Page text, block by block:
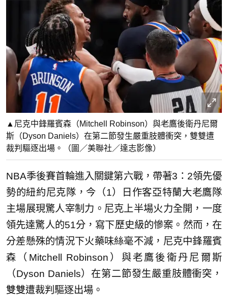
▲尼克中鋒羅賓森（Mitchell Robinson）與老鷹後衛丹尼爾
斯（Dyson Daniels）在第二節發生嚴重肢體衝突，雙雙遭
裁判驅逐出場。（圖／美聯社／達志影像）
NBA季後賽首輪進入關鍵第六戰，帶著3：2領先優
勢的紐約尼克隊，今（1）日作客亞特蘭大老鷹隊
主場展現驚人宰制力。尼克上半場火力全開，一度
領先達驚人的51分，寫下歷史級的慘案。然而，在
分差懸殊的情況下火藥味絲毫不減，尼克中鋒羅賓
森（Mitchell Robinson）與老鷹後衛丹尼爾斯
（Dyson Daniels）在第二節發生嚴重肢體衝突，
雙雙遭裁判驅逐出場。